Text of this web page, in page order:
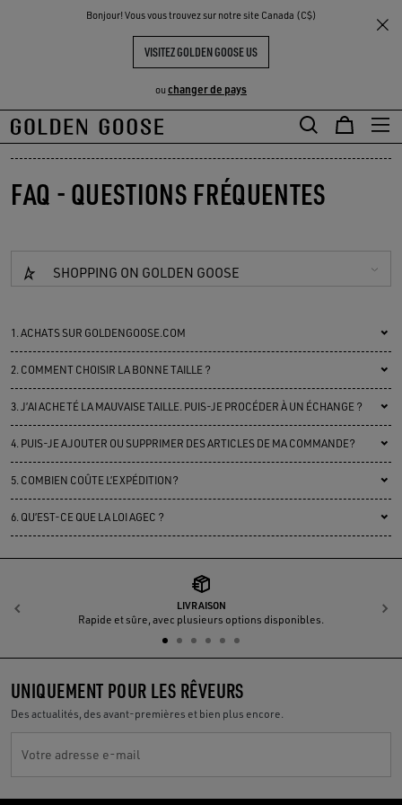
Bonjour! Vous vous trouvez sur notre site Canada (C$)
VISITEZ GOLDEN GOOSE US
ou changer de pays
Aller
au
principal
Aller
au
du
page
THE
COMMUNITY
FAQ - QUESTIONS FRÉQUENTES
SHOPPING ON GOLDEN GOOSE
1.ACHATS SUR GOLDENGOOSE.COM
2. COMMENT CHOISIR LA BONNE TAILLE ?
3.J’AI ACHETÉ LA MAUVAISE TAILLE. PUIS-JE PROCÉDER À UN ÉCHANGE ?
4. PUIS-JE AJOUTER OU SUPPRIMER DES ARTICLES DE MA COMMANDE?
5. COMBIEN COÛTE L’EXPÉDITION?
6. QU’EST-CE QUE LA LOI AGEC ?
LIVRAISON
Rapide et sûre, avec plusieurs options disponibles.
Précédent
UNIQUEMENT POUR LES RÊVEURS
Des actualités, des avant-premières et bien plus encore.
Votre adresse e-mail